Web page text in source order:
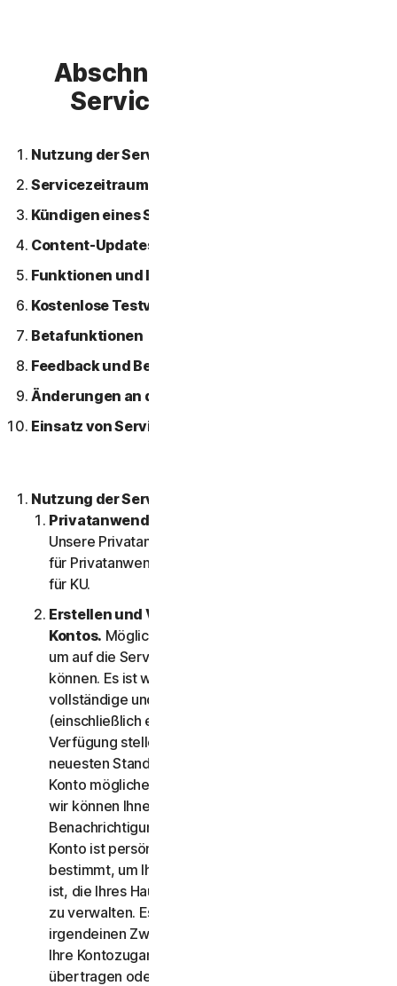
Abschnitt 2 – Allgemeine
Servicebedingungen
Nutzung der Services
Servicezeitraum
Kündigen eines Service
Content-Updates.
Funktionen und Inhalte von Drittanbietern
Kostenlose Testversionen
Betafunktionen
Feedback und Bewertungen
Änderungen an den Services
Einsatz von Services über ein Netzwerk
Nutzung der Services
Privatanwender- oder Unternehmensservices
Unsere Privatanwenderservices sind ausschließlich
für Privatanwender konzipiert und geeignet, nicht
für KU.
Erstellen und Verwalten eines
Kontos. Möglicherweise benötigen Sie ein Konto,
um auf die Services zugreifen und diese nutzen zu
können. Es ist wichtig, dass Sie uns genaue,
vollständige und aktuelle Kontoinformationen
(einschließlich einer gültigen E-Mail-Adresse) zur
Verfügung stellen und diese Informationen auf dem
neuesten Stand halten. Andernfalls müssen wir Ihr
Konto möglicherweise sperren oder kündigen, und
wir können Ihnen keine wichtigen
Benachrichtigungen zu den Services senden. Ihr
Konto ist persönlich und ausschließlich für Sie
bestimmt, um Ihre Services und, falls dies zulässig
ist, die Ihres Haushalts oder kleinen Unternehmens,
zu verwalten. Es darf nicht von Dritten für
irgendeinen Zweck verwendet werden. Sie dürfen
Ihre Kontozugangsdaten nicht verkaufen,
übertragen oder anderen gestatten, sie zu